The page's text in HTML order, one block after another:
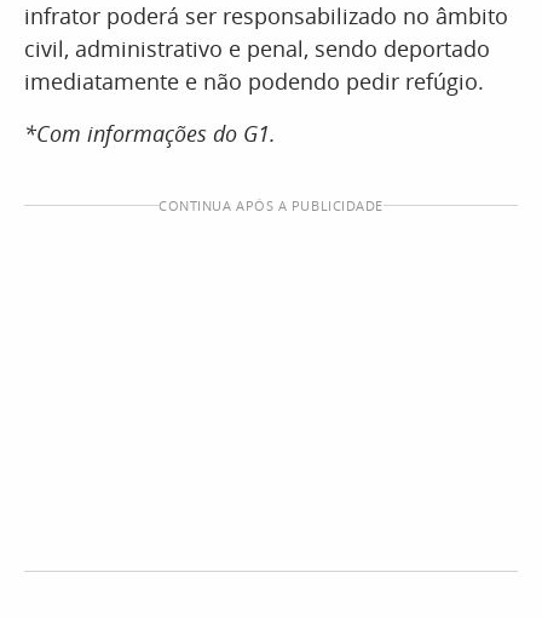
infrator poderá ser responsabilizado no âmbito
civil, administrativo e penal, sendo deportado
imediatamente e não podendo pedir refúgio.
*Com informações do G1.
CONTINUA APÓS A PUBLICIDADE